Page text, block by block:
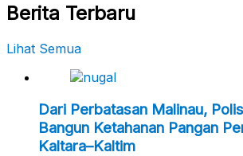
Berita Terbaru
Lihat Semua
Dari Perbatasan Malinau,
Bangun Ketahanan Pangan
Kaltara–Kaltim